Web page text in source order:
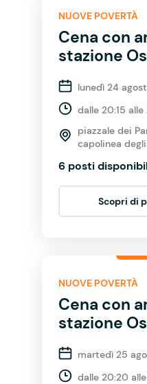
NUOVE POVERTÀ
Cena con
stazione
lunedì 24
dalle 20:15 alle
piazzale dei
capolinea
6 posti
Scopri di
NUOVE POVERTÀ
Cena con
stazione
martedì 25
dalle 20:20 alle